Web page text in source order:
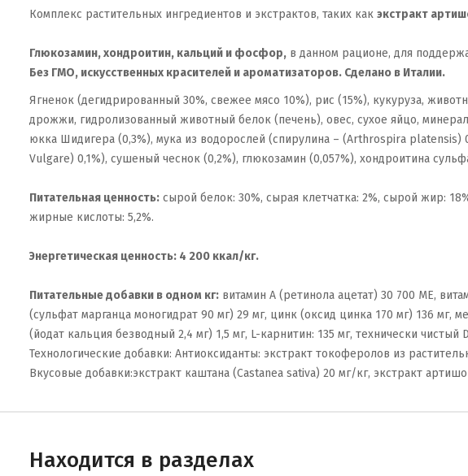
Комплекс растительных ингредиентов и экстрактов, таких как экстракт
Глюкозамин, хондроитин, кальций и фосфор, в данном рационе, для
Без ГМО, искусственных красителей и ароматизаторов. Сделано в Италии.
Ягненок (дегидрированный 30%, свежее мясо 10%), рис (15%), кукуруза,
дрожжи, гидролизованный животный белок (печень), овес, сухое яйцо,
юкка Шидигера (0,3%), мука из водорослей (спирулина – (Arthrospira
Vulgare) 0,1%), сушеный чеснок (0,2%), глюкозамин (0,057%), хондроитина
Питательная ценность: сырой белок: 30%, сырая клетчатка: 2%, сырой жир:
жирные кислоты: 5,2%.
Энергетическая ценность: 4 200 ккал/кг.
Питательные добавки в одном кг: витамин A (ретинола ацетат) 30 700 МЕ,
(сульфат марганца моногидрат 90 мг) 29 мг, цинк (оксид цинка 170 мг) 136
(йодат кальция безводный 2,4 мг) 1,5 мг, L-карнитин: 135 мг, технически чистый
Технологические добавки: Антиоксиданты: экстракт токоферолов из
Вкусовые добавки:экстракт каштана (Castanea sativa) 20 мг/кг, экстракт
Находится в разделах